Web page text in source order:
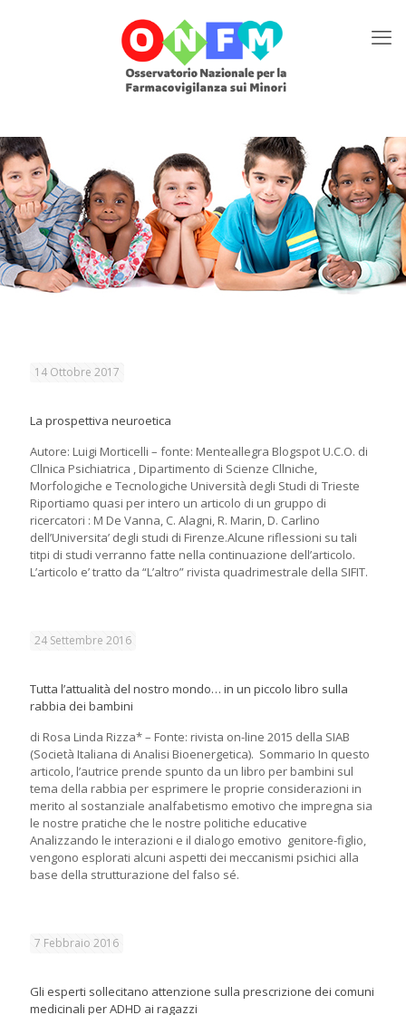
14 Ottobre 2017
La prospettiva neuroetica
Autore: Luigi Morticelli – fonte: Menteallegra Blogspot U.C.O. di
Cllnica Psichiatrica , Dipartimento di Scienze Cllniche,
Morfologiche e Tecnologiche Università degli Studi di Trieste
Riportiamo quasi per intero un articolo di un gruppo di
ricercatori : M De Vanna, C. Alagni, R. Marin, D. Carlino
dell’Universita’ degli studi di Firenze.Alcune riflessioni su tali
titpi di studi verranno fatte nella continuazione dell’articolo.
L’articolo e’ tratto da “L’altro” rivista quadrimestrale della SIFIT.
24 Settembre 2016
Tutta l’attualità del nostro mondo… in un piccolo libro sulla
rabbia dei bambini
di Rosa Linda Rizza* – Fonte: rivista on-line 2015 della SIAB
(Società Italiana di Analisi Bioenergetica). Sommario In questo
articolo, l’autrice prende spunto da un libro per bambini sul
tema della rabbia per esprimere le proprie considerazioni in
merito al sostanziale analfabetismo emotivo che impregna sia
le nostre pratiche che le nostre politiche educative
Analizzando le interazioni e il dialogo emotivo genitore-figlio,
vengono esplorati alcuni aspetti dei meccanismi psichici alla
base della strutturazione del falso sé.
7 Febbraio 2016
Gli esperti sollecitano attenzione sulla prescrizione dei comuni
medicinali per ADHD ai ragazzi